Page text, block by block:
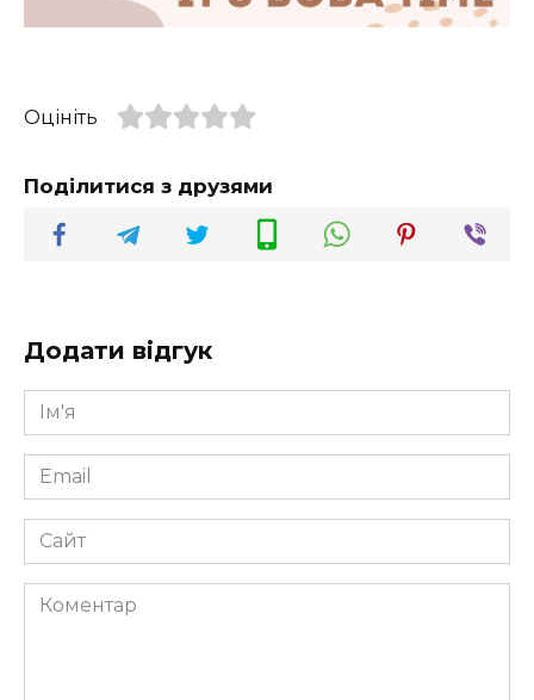
Оцініть
Поділитися з друзями
Додати відгук
Ім'я
*
Email
*
Сайт
Коментар